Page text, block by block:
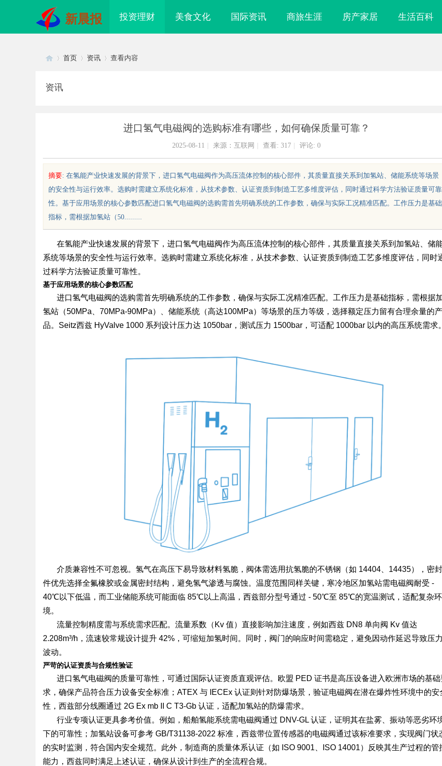
新晨报 投资理财 美食文化 国际资讯 商旅生涯 房产家居 生活百科
sc
ar
d
首页 资讯 查看内容
资讯
进口氢气电磁阀的选购标准有哪些，如何确保质量可靠？
2025-08-11 来源：互联网 查看: 317 评论: 0
摘要: 在氢能产业快速发展的背景下，进口氢气电磁阀作为高压流体控制的核心部件，其质量直接关系到加氢站、储能系统等场景
的安全性与运行效率。选购时需建立系统化标准，从技术参数、认证资质到制造工艺多维度评估，同时通过科学方法验证质量可靠
性。基于应用场景的核心参数匹配进口氢气电磁阀的选购需首先明确系统的工作参数，确保与实际工况精准匹配。工作压力是基础
指标，需根据加氢站（50.........
在氢能产业快速发展的背景下，进口氢气电磁阀作为高压流体控制的核心部件，其质量直接关系到加氢站、储
系统等场景的安全性与运行效率。选购时需建立系统化标准，从技术参数、认证资质到制造工艺多维度评估，同时
过科学方法验证质量可靠性。
基于应用场景的核心参数匹配
进口氢气电磁阀的选购需首先明确系统的工作参数，确保与实际工况精准匹配。工作压力是基础指标，需根据
氢站（50MPa、70MPa-90MPa）、储能系统（高达100MPa）等场景的压力等级，选择额定压力留有合理余量的产
品。Seitz西兹 HyValve 1000 系列设计压力达 1050bar，测试压力 1500bar，可适配 1000bar 以内的高压系统需求。
介质兼容性不可忽视。氢气在高压下易导致材料氢脆，阀体需选用抗氢脆的不锈钢（如 14404、14435），密封
件优先选择全氟橡胶或金属密封结构，避免氢气渗透与腐蚀。温度范围同样关键，寒冷地区加氢站需电磁阀耐受 -
40℃以下低温，而工业储能系统可能面临 85℃以上高温，西兹部分型号通过 - 50℃至 85℃的宽温测试，适配复杂环
境。
流量控制精度需与系统需求匹配。流量系数（Kv 值）直接影响加注速度，例如西兹 DN8 单向阀 Kv 值达
2.208m³/h，流速较常规设计提升 42%，可缩短加氢时间。同时，阀门的响应时间需稳定，避免因动作延迟导致压力
波动。
严苛的认证资质与合规性验证
进口氢气电磁阀的质量可靠性，可通过国际认证资质直观评估。欧盟 PED 证书是高压设备进入欧洲市场的基础
求，确保产品符合压力设备安全标准；ATEX 与 IECEx 认证则针对防爆场景，验证电磁阀在潜在爆炸性环境中的安
性，西兹部分线圈通过 2G Ex mb II C T3-Gb 认证，适配加氢站的防爆需求。
行业专项认证更具参考价值。例如，船舶氢能系统需电磁阀通过 DNV-GL 认证，证明其在盐雾、振动等恶劣环
下的可靠性；加氢站设备可参考 GB/T31138-2022 标准，西兹带位置传感器的电磁阀通过该标准要求，实现阀门状
的实时监测，符合国内安全规范。此外，制造商的质量体系认证（如 ISO 9001、ISO 14001）反映其生产过程的管
能力，西兹同时满足上述认证，确保从设计到生产的全流程合规。
固态硬盘星载存储方案选购指
的眉眼唇，才是你整张脸的点睛之
笔！淡颜系女生的气质加分项
你的观影体验平台